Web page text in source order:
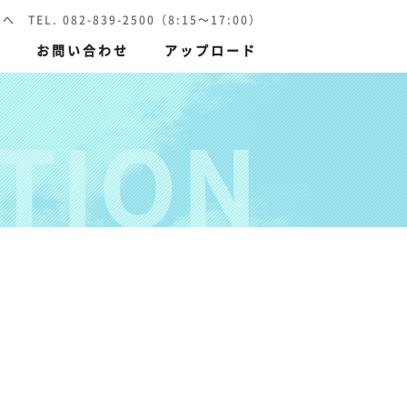
刷へ TEL. 082-839-2500（8:15～17:00）
お問い合わせ アップロード
）
環境保護印刷